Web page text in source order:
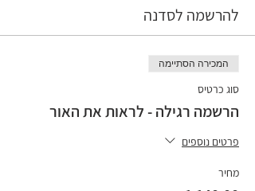
להרשמה לסדנה
המכירה הסתיימה
סוג כרטיס
הרשמה רגילה - לראות את האור
פרטים נוספים
מחיר